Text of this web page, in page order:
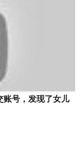
账号，发现了女儿